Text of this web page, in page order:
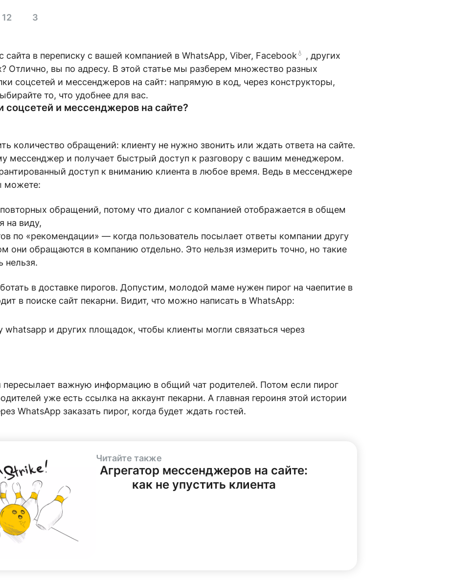
12 3
сайта в переписку с вашей компанией в WhatsApp, Viber, Facebook 💧
, других
Отлично, вы по адресу. В этой статье мы разберем множество разных
соцсетей и мессенджеров на сайт: напрямую в код, через конструкторы,
то, что удобнее для вас.
соцсетей и мессенджеров на сайте?
количество обращений: клиенту не нужно звонить или ждать ответа на сайте.
мессенджер и получает быстрый доступ к разговору с вашим менеджером.
доступ к вниманию клиента в любое время. Ведь в мессенджере
можете:
обращений, потому что диалог с компанией отображается в общем
на виду,
по «рекомендации» — когда пользователь посылает ответы компании другу
они обращаются в компанию отдельно. Это нельзя измерить точно, но такие
нельзя.
в доставке пирогов. Допустим, молодой маме нужен пирог на чаепитие в
в поиске сайт пекарни. Видит, что можно написать в WhatsApp:
пересылает важную информацию в общий чат родителей. Потом если пирог
уже есть ссылка на аккаунт пекарни. А главная героиня этой истории
WhatsApp заказать пирог, когда будет ждать гостей.
Читайте также
Агрегатор мессенджеров на сайте:
как не упустить клиента